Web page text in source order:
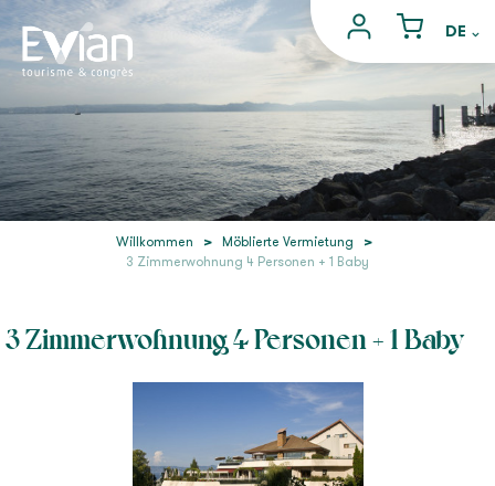
Willkommen > Möblierte Vermietung
>
3 Zimmerwohnung 4 Personen + 1 Baby
3 Zimmerwohnung 4 Personen + 1 Baby